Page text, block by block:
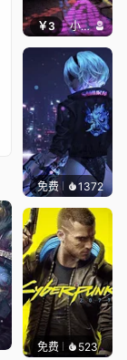
￥3 小皮球
免费 1372Bewie
免费 523Max